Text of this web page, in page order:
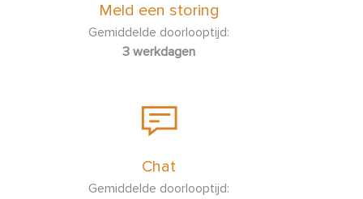
Meld een storing
Gemiddelde doorlooptijd:
3 werkdagen
Chat
Gemiddelde doorlooptijd: